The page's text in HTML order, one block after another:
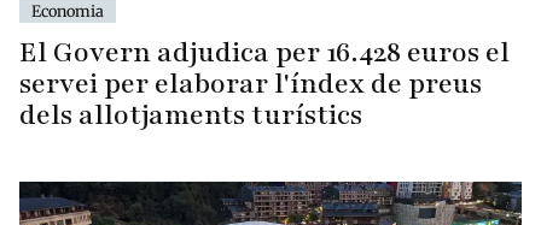
Economia
El Govern adjudica per 16.428 euros el
servei per elaborar l'índex de preus
dels allotjaments turístics